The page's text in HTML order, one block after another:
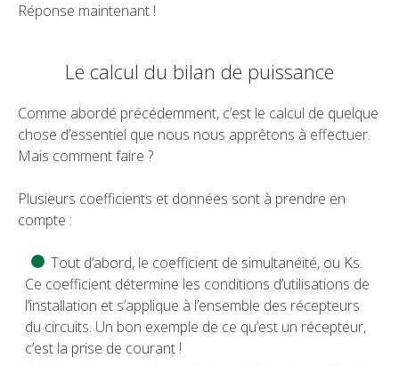
Réponse maintenant !
Le calcul du bilan de puissance
Comme abordé précédemment, c’est le calcul de quelque
chose d’essentiel que nous nous apprêtons à effectuer.
Mais comment faire ?
Plusieurs coefficients et données sont à prendre en
compte :
Tout d’abord, le coefficient de simultanéité, ou Ks.
Ce coefficient détermine les conditions d’utilisations de
l’installation et s’applique à l’ensemble des récepteurs
du circuits. Un bon exemple de ce qu’est un récepteur,
c’est la prise de courant !